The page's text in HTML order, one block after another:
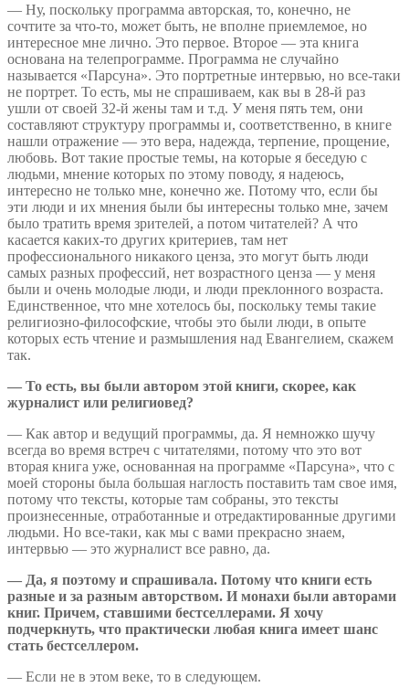
— Ну, поскольку программа авторская, то, конечно, не
сочтите за что-то, может быть, не вполне приемлемое, но
интересное мне лично. Это первое. Второе — эта книга
основана на телепрограмме. Программа не случайно
называется «Парсуна». Это портретные интервью, но все-таки
не портрет. То есть, мы не спрашиваем, как вы в 28-й раз
ушли от своей 32-й жены там и т.д. У меня пять тем, они
составляют структуру программы и, соответственно, в книге
нашли отражение — это вера, надежда, терпение, прощение,
любовь. Вот такие простые темы, на которые я беседую с
людьми, мнение которых по этому поводу, я надеюсь,
интересно не только мне, конечно же. Потому что, если бы
эти люди и их мнения были бы интересны только мне, зачем
было тратить время зрителей, а потом читателей? А что
касается каких-то других критериев, там нет
профессионального никакого ценза, это могут быть люди
самых разных профессий, нет возрастного ценза — у меня
были и очень молодые люди, и люди преклонного возраста.
Единственное, что мне хотелось бы, поскольку темы такие
религиозно-философские, чтобы это были люди, в опыте
которых есть чтение и размышления над Евангелием, скажем
так.
— То есть, вы были автором этой книги, скорее, как
журналист или религиовед?
— Как автор и ведущий программы, да. Я немножко шучу
всегда во время встреч с читателями, потому что это вот
вторая книга уже, основанная на программе «Парсуна», что с
моей стороны была большая наглость поставить там свое имя,
потому что тексты, которые там собраны, это тексты
произнесенные, отработанные и отредактированные другими
людьми. Но все-таки, как мы с вами прекрасно знаем,
интервью — это журналист все равно, да.
— Да, я поэтому и спрашивала. Потому что книги есть
разные и за разным авторством. И монахи были авторами
книг. Причем, ставшими бестселлерами. Я хочу
подчеркнуть, что практически любая книга имеет шанс
стать бестселлером.
— Если не в этом веке, то в следующем.